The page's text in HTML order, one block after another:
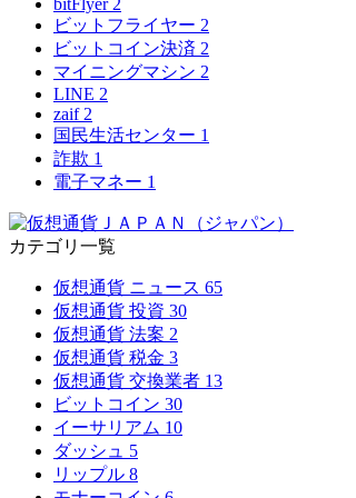
ビットフライヤー 2
ビットコイン決済 2
マイニングマシン 2
LINE 2
zaif 2
国民生活センター 1
詐欺 1
電子マネー 1
カテゴリ一覧
仮想通貨 ニュース 65
仮想通貨 投資 30
仮想通貨 法案 2
仮想通貨 税金 3
仮想通貨 交換業者 13
ビットコイン 30
イーサリアム 10
ダッシュ 5
リップル 8